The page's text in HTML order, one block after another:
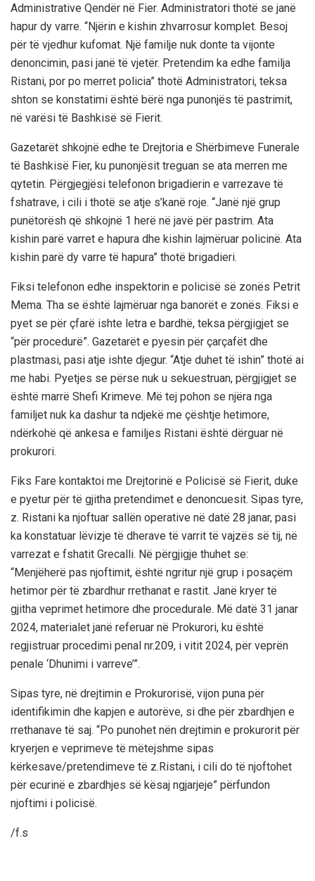
Administrative Qendër në Fier. Administratori thotë se janë
hapur dy varre. “Njërin e kishin zhvarrosur komplet. Besoj
për të vjedhur kufomat. Një familje nuk donte ta vijonte
denoncimin, pasi janë të vjetër. Pretendim ka edhe familja
Ristani, por po merret policia” thotë Administratori, teksa
shton se konstatimi është bërë nga punonjës të pastrimit,
në varësi të Bashkisë së Fierit.
Gazetarët shkojnë edhe te Drejtoria e Shërbimeve Funerale
të Bashkisë Fier, ku punonjësit treguan se ata merren me
qytetin. Përgjegjësi telefonon brigadierin e varrezave të
fshatrave, i cili i thotë se atje s’kanë roje. “Janë një grup
punëtorësh që shkojnë 1 herë në javë për pastrim. Ata
kishin parë varret e hapura dhe kishin lajmëruar policinë. Ata
kishin parë dy varre të hapura” thotë brigadieri.
Fiksi telefonon edhe inspektorin e policisë së zonës Petrit
Mema. Tha se është lajmëruar nga banorët e zonës. Fiksi e
pyet se për çfarë ishte letra e bardhë, teksa përgjigjet se
“për procedurë”. Gazetarët e pyesin për çarçafët dhe
plastmasi, pasi atje ishte djegur. “Atje duhet të ishin” thotë ai
me habi. Pyetjes se përse nuk u sekuestruan, përgjigjet se
është marrë Shefi Krimeve. Më tej pohon se njëra nga
familjet nuk ka dashur ta ndjekë me çështje hetimore,
ndërkohë që ankesa e familjes Ristani është dërguar në
prokurori.
Fiks Fare kontaktoi me Drejtorinë e Policisë së Fierit, duke
e pyetur për të gjitha pretendimet e denoncuesit. Sipas tyre,
z. Ristani ka njoftuar sallën operative në datë 28 janar, pasi
ka konstatuar lëvizje të dherave të varrit të vajzës së tij, në
varrezat e fshatit Grecalli. Në përgjigje thuhet se:
“Menjëherë pas njoftimit, është ngritur një grup i posaçëm
hetimor për të zbardhur rrethanat e rastit. Janë kryer të
gjitha veprimet hetimore dhe procedurale. Më datë 31 janar
2024, materialet janë referuar në Prokurori, ku është
regjistruar procedimi penal nr.209, i vitit 2024, për veprën
penale ‘Dhunimi i varreve’”.
Sipas tyre, në drejtimin e Prokurorisë, vijon puna për
identifikimin dhe kapjen e autorëve, si dhe për zbardhjen e
rrethanave të saj. “Po punohet nën drejtimin e prokurorit për
kryerjen e veprimeve të mëtejshme sipas
kërkesave/pretendimeve të z.Ristani, i cili do të njoftohet
për ecurinë e zbardhjes së kësaj ngjarjeje” përfundon
njoftimi i policisë.
/f.s